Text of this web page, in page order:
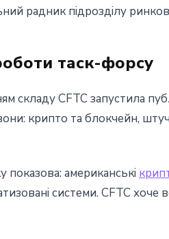
радник підрозділу
таск-форсу
складу CFTC запустила
крипто та блокчейн,
показова: американські
системи. CFTC